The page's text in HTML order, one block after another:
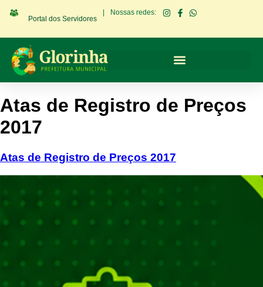
Portal dos Servidores
Nossas redes:
Atas de Registro de Preços
2017
Atas de Registro de Preços 2017